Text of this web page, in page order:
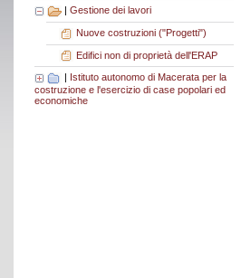
Gestione dei lavori
Nuove costruzioni ("Progetti")
Edifici non di proprietà dell'ERAP
| Istituto autonomo di Macerata per la
costruzione e l'esercizio di case popolari ed
economiche